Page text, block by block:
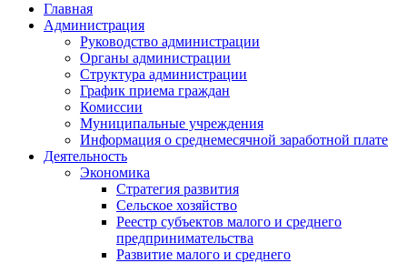
Главная
Администрация
Руководство администрации
Органы администрации
Структура администрации
График приема граждан
Комиссии
Муниципальные учреждения
Информация о среднемесячной заработной плате
Деятельность
Экономика
Стратегия развития
Сельское хозяйство
Реестр субъектов малого и среднего
предпринимательства
Развитие малого и среднего